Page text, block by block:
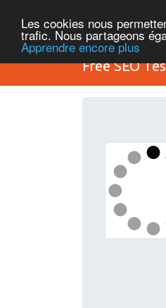
Les cookies nous
trafic. Nous partageons
Apprendre encore plus
Free SEO